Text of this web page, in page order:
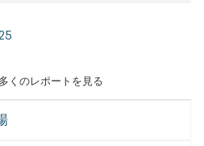
くのレポートを見る